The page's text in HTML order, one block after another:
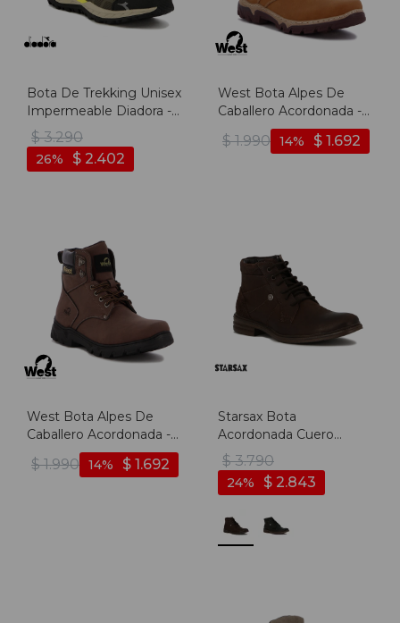
Bota De Trekking Unisex
Impermeable Diadora -
Verde-negro
$ 3.290
$ 2.402
26
West Bota Alpes De
Caballero Acordonada -
Camel - Camel
$ 1.990 $ 1.692
14
West Bota Alpes De
Caballero Acordonada -
Marron - Marron
$ 1.990 $ 1.692
14
Starsax Bota
Acordonada Cuero
Hombre - Marron
Oscuro
$ 3.790
$ 2.843
24